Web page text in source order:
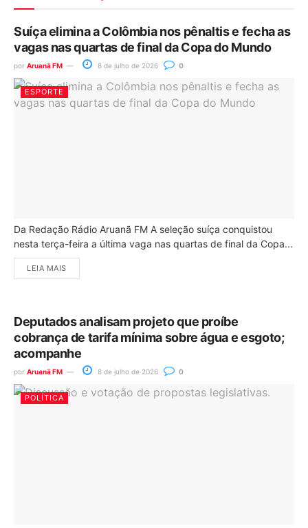
Suíça elimina a Colômbia nos pênaltis e fecha as
vagas nas quartas de final da Copa do Mundo
por Aruanã FM 8 de julho de 2026 0
ESPORTE
Da Redação Rádio Aruanã FM A seleção suíça conquistou
nesta terça-feira a última vaga nas quartas de final da Copa...
LEIA MAIS
Deputados analisam projeto que proíbe
cobrança de tarifa mínima sobre água e esgoto;
acompanhe
por Aruanã FM 8 de julho de 2026 0
POLÍTICA